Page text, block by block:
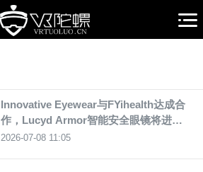
Innovative Eyewear与FYihealth达成合
作，Lucyd Armor智能安全眼镜将进入
加拿大345家门店
2026-07-08 11:05